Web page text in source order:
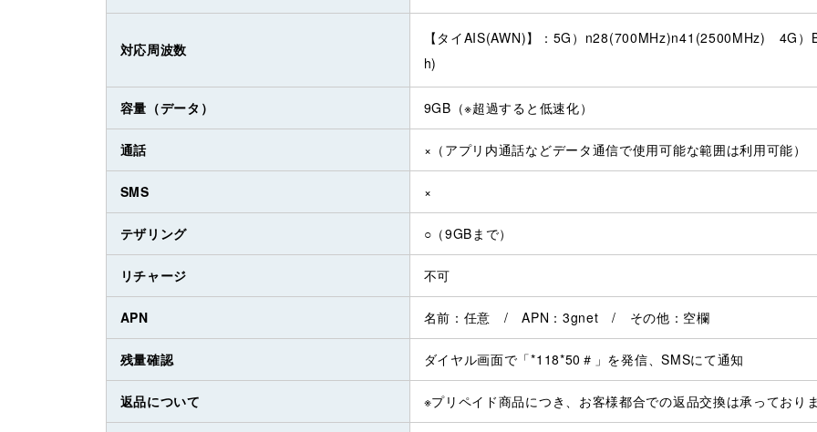
対応周波数
【タイAIS(AWN)】：5G）n28(700MHz)n41(2500MHz) 4G
h)
容量（データ） 9GB（※超過すると低速化）
通話 ×（アプリ内通話などデータ通信で使用可能な範囲は利用可能）
SMS ×
テザリング ○（9GBまで）
リチャージ 不可
APN 名前：任意 / APN：3gnet / その他：空欄
残量確認 ダイヤル画面で「*118*50＃」を発信、SMSにて通知
返品について ※プリペイド商品につき、お客様都合での返品交換は承っており